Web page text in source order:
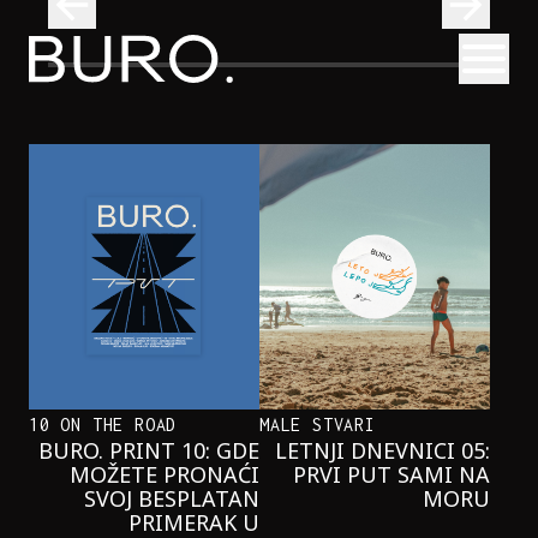
BURO.
NAJČISTIJA KUPALIŠTA U SRBIJI
POSEĆUJEMO OVOG LETA
10 ON THE ROAD
BURO. PRINT 10: GDE
MOŽETE PRONAĆI
SVOJ BESPLATAN
PRIMERAK U
MALE STVARI
LETNJI DNEVNICI 05:
PRVI PUT SAMI NA
MORU